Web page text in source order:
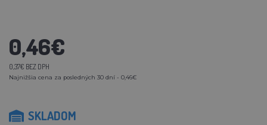
0,46€
0,37€ BEZ DPH
Najnižšia cena za posledných 30 dní - 0,46€
SKLADOM